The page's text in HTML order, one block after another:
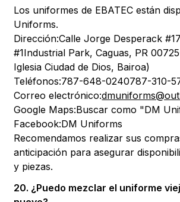
Los uniformes de EBATEC están
Uniforms.
Dirección:Calle Jorge Desperack
#1Industrial Park, Caguas, PR
Iglesia Ciudad de Dios, Bairoa)
Teléfonos:787-648-0240787-310-
Correo electrónico:
Google Maps:Buscar como "DM
Facebook:DM Uniforms
Recomendamos realizar sus
anticipación para asegurar
y piezas.
20. ¿Puedo mezclar el uniforme